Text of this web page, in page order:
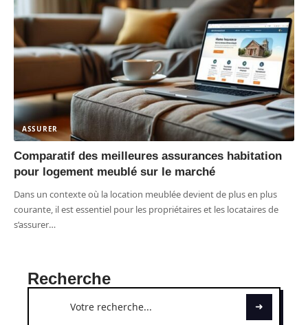
ASSURER
Comparatif des meilleures assurances habitation
pour logement meublé sur le marché
Dans un contexte où la location meublée devient de plus en plus
courante, il est essentiel pour les propriétaires et les locataires de
s’assurer…
Recherche